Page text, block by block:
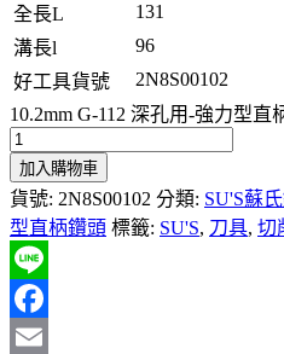
全長L
131
溝長l
96
好工具貨號
2N8S00102
10.2mm G-112 深孔用-強力型
加入購物車
貨號: 2N8S00102 分類: SU'S蘇
型直柄鑽頭 標籤: SU'S, 刀具, 切
Line
Facebook